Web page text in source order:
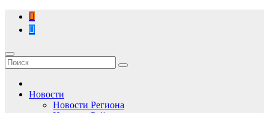
Перейти
содержимому
Новости
Новости Региона